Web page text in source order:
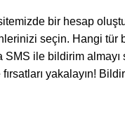
bir hesap
seçin. Hangi
SMS ile bildirim
yakalayın!